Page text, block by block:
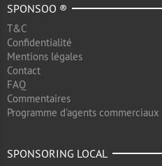
SPONSOO ®
T&C
Confidentialité
Mentions légales
Contact
FAQ
Commentaires
Programme d'agents commerciaux
SPONSORING LOCAL